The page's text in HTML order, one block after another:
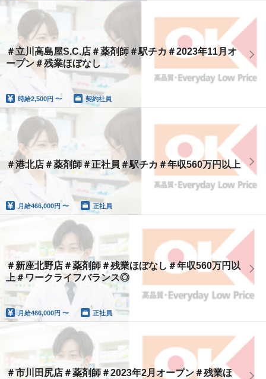
＃立川高島屋S.C.店＃薬剤師＃駅チカ＃2023年11月オ
ープン＃残業ほぼなし
時給2,500円 〜 契約社員
＃港北店＃薬剤師＃正社員＃駅チカ＃年収560万円以上
月給466,000円 〜 正社員
＃新座北野店＃薬剤師＃残業ほぼなし＃年収560万円以
上＃ワークライフバランス◎
月給466,000円 〜 正社員
＃市川田尻店＃薬剤師＃2023年2月オープン＃残業ほ